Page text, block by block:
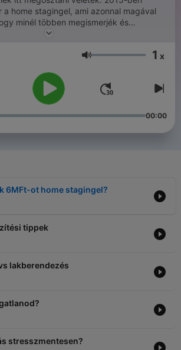
home stagingel, ami azonnal magával
minél többen megismerjék és
nagyon hatásos marketing eszközből.
Hangerő 1 x
00:00
6MFt-ot home stagingel?
tippek
lakberendezés
stresszmentesen?